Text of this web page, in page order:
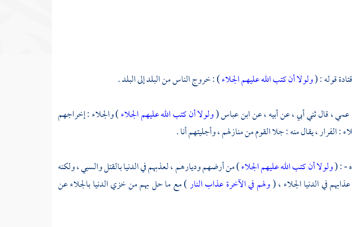
قتادةقوله : (ولولا أن كتب الله عليهم الجلاء) : خروج الناس من البلد إلى البلد .
، قال ثني أبي ، عن أبيه ، عنابن عباس(ولولا أن كتب الله عليهم الجلاء) والجلاء : إخراجهم
، يقال منه : جلا القوم من منازلهم ، وأجليتهم أنا .
- : (ولولا أن كتب الله عليهم الجلاء) من أرضهم وديارهم ، لعذبهم في الدنيا بالقتل والسبي ، ولكنه
في الدنيا الجلاء ، (ولهم في الآخرة عذاب النار) مع ما حل بهم من خزي الدنيا بالجلاء عن